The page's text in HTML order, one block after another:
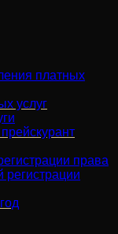
платных
услуг
права
регистрации